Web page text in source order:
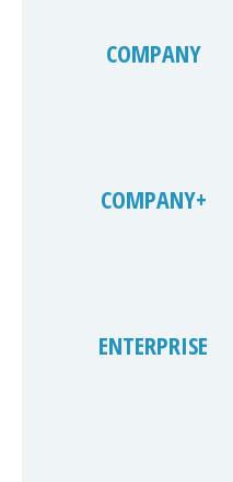
COMPANY
COMPANY+
ENTERPRISE